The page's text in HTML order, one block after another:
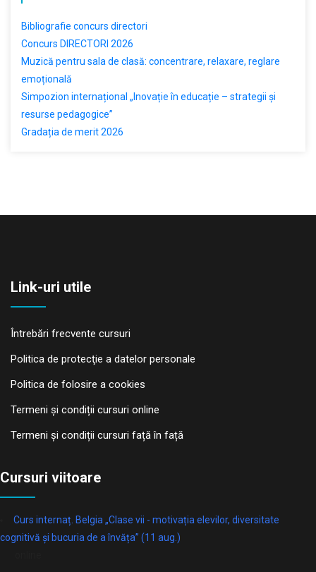
Bibliografie concurs directori
Concurs DIRECTORI 2026
Muzică pentru sala de clasă: concentrare, relaxare, reglare
emoțională
Simpozion internațional „Inovație în educație – strategii și
resurse pedagogice”
Gradația de merit 2026
Link-uri utile
Întrebări frecvente cursuri
Politica de protecţie a datelor personale
Politica de folosire a cookies
Termeni și condiții cursuri online
Termeni și condiții cursuri față în față
Cursuri viitoare
Curs internaț. Belgia „Clase vii - motivația elevilor, diversitate
cognitivă și bucuria de a învăța” (11 aug.)